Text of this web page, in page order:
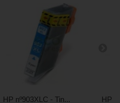
HP nº903XLC - Tin... HP